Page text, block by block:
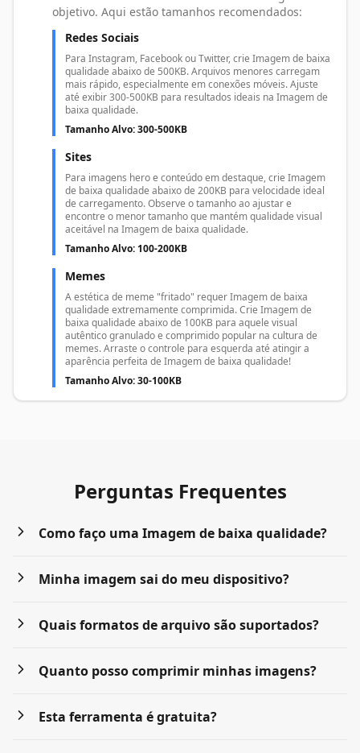
objetivo. Aqui estão tamanhos recomendados:
Redes Sociais
Para Instagram, Facebook ou Twitter, crie Imagem de baixa
qualidade abaixo de 500KB. Arquivos menores carregam
mais rápido, especialmente em conexões móveis. Ajuste
até exibir 300-500KB para resultados ideais na Imagem de
baixa qualidade.
Tamanho Alvo: 300-500KB
Sites
Para imagens hero e conteúdo em destaque, crie Imagem
de baixa qualidade abaixo de 200KB para velocidade ideal
de carregamento. Observe o tamanho ao ajustar e
encontre o menor tamanho que mantém qualidade visual
aceitável na Imagem de baixa qualidade.
Tamanho Alvo: 100-200KB
Memes
A estética de meme "fritado" requer Imagem de baixa
qualidade extremamente comprimida. Crie Imagem de
baixa qualidade abaixo de 100KB para aquele visual
autêntico granulado e comprimido popular na cultura de
memes. Arraste o controle para esquerda até atingir a
aparência perfeita de Imagem de baixa qualidade!
Tamanho Alvo: 30-100KB
Perguntas Frequentes
Como faço uma Imagem de baixa qualidade?
Minha imagem sai do meu dispositivo?
Quais formatos de arquivo são suportados?
Quanto posso comprimir minhas imagens?
Esta ferramenta é gratuita?